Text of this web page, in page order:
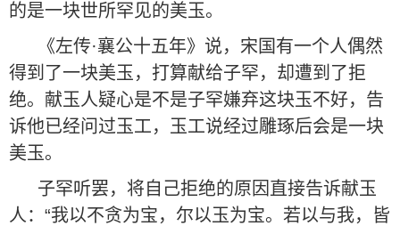
的是一块世所罕见的美玉。
《左传·襄公十五年》说，宋国有一个人偶然
得到了一块美玉，打算献给子罕，却遭到了拒
绝。献玉人疑心是不是子罕嫌弃这块玉不好，告
诉他已经问过玉工，玉工说经过雕琢后会是一块
美玉。
子罕听罢，将自己拒绝的原因直接告诉献玉
人：“我以不贪为宝，尔以玉为宝。若以与我，皆